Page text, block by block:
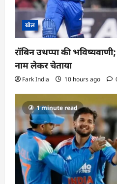
खेल
रॉबिन उथप्पा की
नाम लेकर चेताया
Fark India 10 hours ago
1 minute read